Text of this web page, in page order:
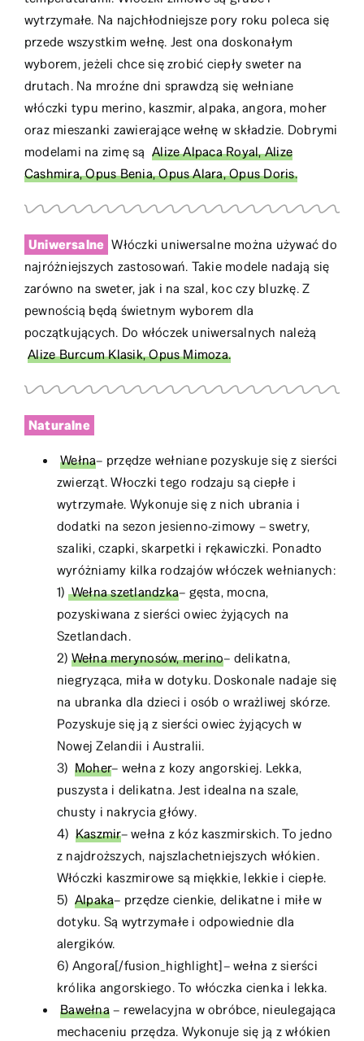
wytrzymałe. Na najchłodniejsze pory roku poleca się
przede wszystkim wełnę. Jest ona doskonałym
wyborem, jeżeli chce się zrobić ciepły sweter na
drutach. Na mroźne dni sprawdzą się wełniane
włóczki typu merino, kaszmir, alpaka, angora, moher
oraz mieszanki zawierające wełnę w składzie. Dobrymi
modelami na zimę sąAlize Alpaca Royal, Alize
Cashmira, Opus Benia, Opus Alara, Opus Doris.
Uniwersalne Włóczki uniwersalne można używać do
najróżniejszych zastosowań. Takie modele nadają się
zarówno na sweter, jak i na szal, koc czy bluzkę. Z
pewnością będą świetnym wyborem dla
początkujących. Do włóczek uniwersalnych należą
Alize Burcum Klasik, Opus Mimoza.
Naturalne
Wełna– przędze wełniane pozyskuje się z sierści
zwierząt. Włoczki tego rodzaju są ciepłe i
wytrzymałe. Wykonuje się z nich ubrania i
dodatki na sezon jesienno-zimowy – swetry,
szaliki, czapki, skarpetki i rękawiczki. Ponadto
wyróżniamy kilka rodzajów włóczek wełnianych:
1) Wełna szetlandzka– gęsta, mocna,
pozyskiwana z sierści owiec żyjących na
Szetlandach.
2) Wełna merynosów, merino– delikatna,
niegryząca, miła w dotyku. Doskonale nadaje się
na ubranka dla dzieci i osób o wrażliwej skórze.
Pozyskuje się ją z sierści owiec żyjących w
Nowej Zelandii i Australii.
3) Moher– wełna z kozy angorskiej. Lekka,
puszysta i delikatna. Jest idealna na szale,
chusty i nakrycia główy.
4) Kaszmir– wełna z kóz kaszmirskich. To jedno
z najdroższych, najszlachetniejszych włókien.
Włóczki kaszmirowe są miękkie, lekkie i ciepłe.
5) Alpaka– przędze cienkie, delikatne i miłe w
dotyku. Są wytrzymałe i odpowiednie dla
alergików.
6) Angora[/fusion_highlight]– wełna z sierści
królika angorskiego. To włóczka cienka i lekka.
Bawełna– rewelacyjna w obróbce, nieulegająca
mechaceniu przędza. Wykonuje się ją z włókien